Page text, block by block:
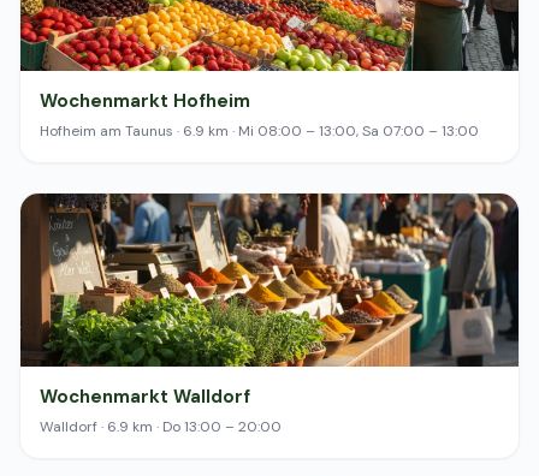
Wochenmarkt Hofheim
Hofheim am Taunus · 6.9 km · Mi 08:00 – 13:00, Sa 07:00 – 13:00
Wochenmarkt Walldorf
Walldorf · 6.9 km · Do 13:00 – 20:00